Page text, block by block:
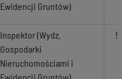
Ewidencji Gruntów)
Inspektor (Wydz.
Gospodarki
Nieruchomościami i
5